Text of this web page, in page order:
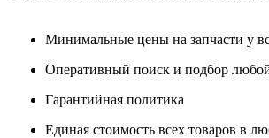
Минимальные цены на запчасти у
Оперативный поиск и подбор
Гарантийная политика
Единая стоимость всех товаров в